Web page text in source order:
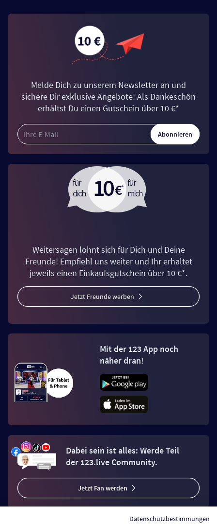
Melde Dich zu unserem Newsletter an und
sichere Dir exklusive Angebote! Als Dankeschön
erhältst Du einen Gutschein über 10 €*
Abonnieren
Weitersagen lohnt sich für Dich und Deine
Freunde! Empfiehl uns weiter und Ihr erhaltet
jeweils einen Einkaufsgutschein über 10 €*.
Jetzt Freunde werben
Mit der 123 App noch
näher dran!
Dabei sein ist alles: Werde Teil
der 123.live Community.
Jetzt Fan werden
Datenschutzbestimmungen